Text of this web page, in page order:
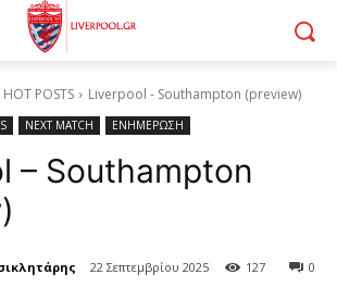
POSTS Liverpool - Southampton (preview)
NEXT MATCH ΕΝΗΜΕΡΩΣΗ
– Southampton
22 Σεπτεμβρίου 2025 0
127